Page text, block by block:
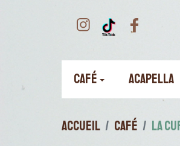
CAFÉ ACAPELLA
ACCUEIL CAFÉ LA